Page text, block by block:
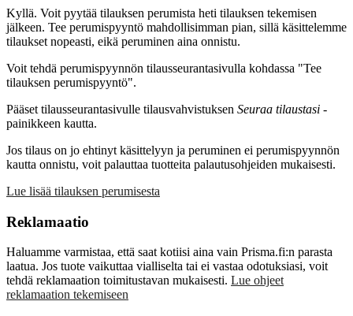
Kyllä. Voit pyytää tilauksen perumista heti tilauksen tekemisen
jälkeen. Tee perumispyyntö mahdollisimman pian, sillä käsittelemme
tilaukset nopeasti, eikä peruminen aina onnistu.
Voit tehdä perumispyynnön tilausseurantasivulla kohdassa "Tee
tilauksen perumispyyntö".
Pääset tilausseurantasivulle tilausvahvistuksen Seuraa tilaustasi -
painikkeen kautta.
Jos tilaus on jo ehtinyt käsittelyyn ja peruminen ei perumispyynnön
kautta onnistu, voit palauttaa tuotteita palautusohjeiden mukaisesti.
Lue lisää tilauksen perumisesta
Reklamaatio
Haluamme varmistaa, että saat kotiisi aina vain Prisma.fi:n parasta
laatua. Jos tuote vaikuttaa vialliselta tai ei vastaa odotuksiasi, voit
tehdä reklamaation toimitustavan mukaisesti. Lue ohjeet
reklamaation tekemiseen